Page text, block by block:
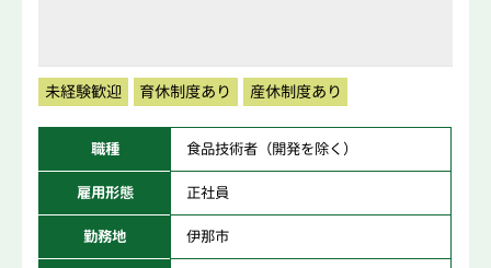
未経験歓迎 育休制度あり 産休制度あり
職種 食品技術者（開発を除く）
雇用形態 正社員
勤務地 伊那市